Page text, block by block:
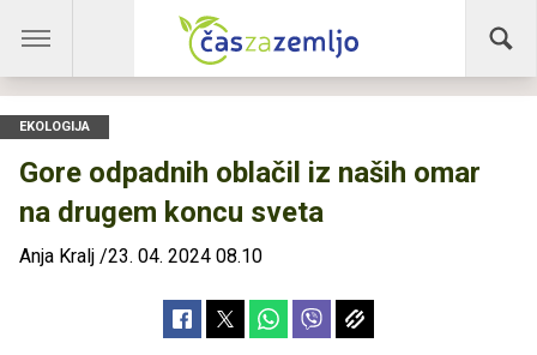
EKOLOGIJA
Gore odpadnih oblačil iz naših omar
na drugem koncu sveta
Anja Kralj /23. 04. 2024 08.10